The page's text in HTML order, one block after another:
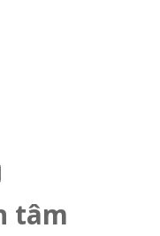
tâm